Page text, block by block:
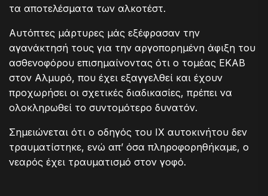
τα αποτελέσματα των αλκοτέστ.
Αυτόπτες μάρτυρες μάς εξέφρασαν την
αγανάκτησή τους για την αργοπορημένη άφιξη του
ασθενοφόρου επισημαίνοντας ότι ο τομέας ΕΚΑΒ
στον Αλμυρό, που έχει εξαγγελθεί και έχουν
προχωρήσει οι σχετικές διαδικασίες, πρέπει να
ολοκληρωθεί το συντομότερο δυνατόν.
Σημειώνεται ότι ο οδηγός του ΙΧ αυτοκινήτου δεν
τραυματίστηκε, ενώ απ’ όσα πληροφορηθήκαμε, ο
νεαρός έχει τραυματισμό στον γοφό.